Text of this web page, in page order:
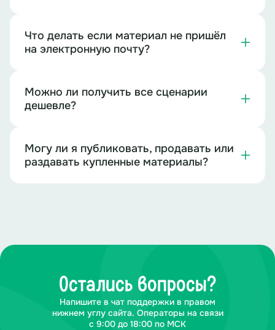
Что делать если материал не пришёл
на электронную почту?
Можно ли получить все сценарии
дешевле?
Могу ли я публиковать, продавать или
раздавать купленные материалы?
Остались вопросы?
Напишите в чат поддержки в правом
нижнем углу сайта. Операторы на связи
с 9:00 до 18:00 по МСК